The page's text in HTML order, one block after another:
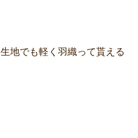
地でも軽く羽織って貰える